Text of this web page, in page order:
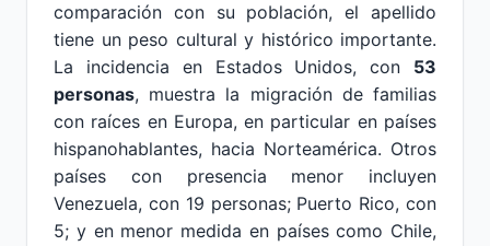
comparación con su población, el apellido
tiene un peso cultural y histórico importante.
La incidencia en Estados Unidos, con 53
personas, muestra la migración de familias
con raíces en Europa, en particular en países
hispanohablantes, hacia Norteamérica. Otros
países con presencia menor incluyen
Venezuela, con 19 personas; Puerto Rico, con
5; y en menor medida en países como Chile,